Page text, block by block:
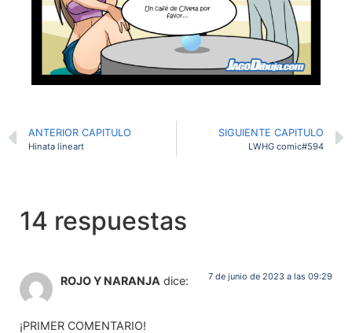
ANTERIOR CAPITULO
Hinata lineart
SIGUIENTE CAPITULO
LWHG comic#594
14 respuestas
ROJO Y NARANJA dice: 7 de junio de 2023 a las 09:29
¡PRIMER COMENTARIO!